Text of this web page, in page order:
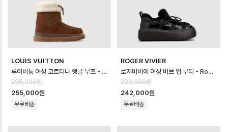
LOUIS VUITTON
루이비통 여성 코르티나 앵클 부츠 - Louis vuitton Womens Cortina …
298,000원
255,000원
무료배송
ROGER VIVIER
로저비비에 여성 비브 업 부티 - Roger Vivier Viv Up Booties - r…
293,000원
242,000원
무료배송